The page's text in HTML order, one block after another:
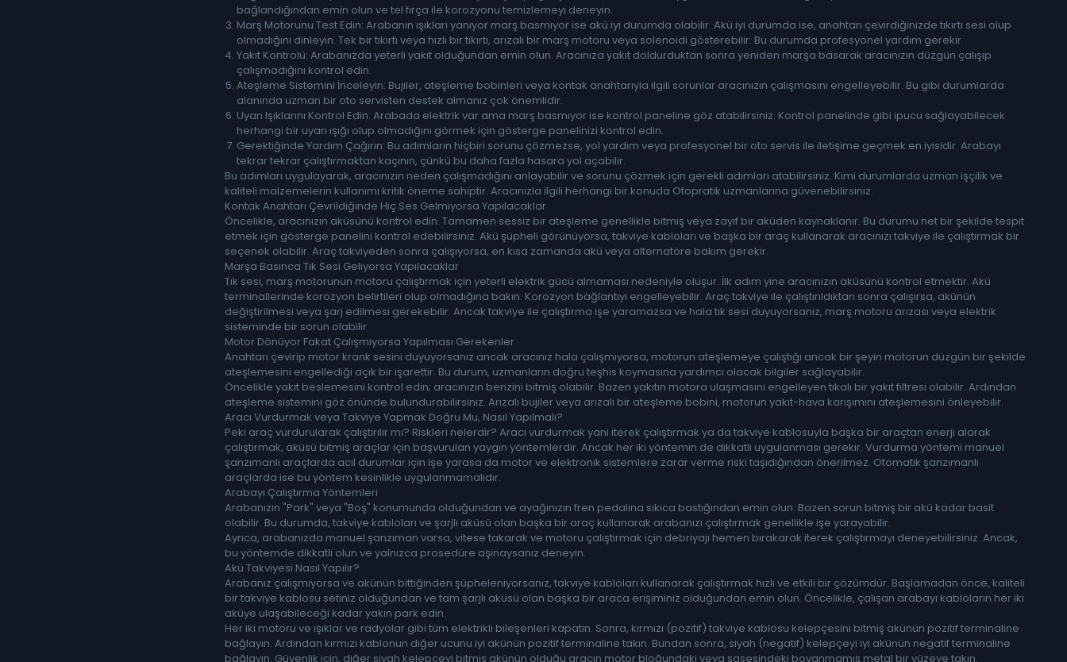
bağlandığından emin olun ve tel fırça ile korozyonu temizlemeyi deneyin.
Marş Motorunu Test Edin: Arabanın ışıkları yanıyor marş basmıyor ise akü iyi durumda olabilir. Akü iyi durumda ise, anahtarı çevirdiğinizde tıkırtı sesi olup
olmadığını dinleyin. Tek bir tıkırtı veya hızlı bir tıkırtı, arızalı bir marş motoru veya solenoidi gösterebilir. Bu durumda profesyonel yardım gerekir.
Yakıt Kontrolü: Arabanızda yeterli yakıt olduğundan emin olun. Aracınıza yakıt doldurduktan sonra yeniden marşa basarak aracınızın düzgün çalışıp
çalışmadığını kontrol edin.
Ateşleme Sistemini İnceleyin: Bujiler, ateşleme bobinleri veya kontak anahtarıyla ilgili sorunlar aracınızın çalışmasını engelleyebilir. Bu gibi durumlarda
alanında uzman bir oto servisten destek almanız çok önemlidir.
Uyarı Işıklarını Kontrol Edin: Arabada elektrik var ama marş basmıyor ise kontrol paneline göz atabilirsiniz. Kontrol panelinde gibi ipucu sağlayabilecek
herhangi bir uyarı ışığı olup olmadığını görmek için gösterge panelinizi kontrol edin.
Gerektiğinde Yardım Çağırın: Bu adımların hiçbiri sorunu çözmezse, yol yardım veya profesyonel bir oto servis ile iletişime geçmek en iyisidir. Arabayı
tekrar tekrar çalıştırmaktan kaçının, çünkü bu daha fazla hasara yol açabilir.
Bu adımları uygulayarak, aracınızın neden çalışmadığını anlayabilir ve sorunu çözmek için gerekli adımları atabilirsiniz. Kimi durumlarda uzman işçilik ve
kaliteli malzemelerin kullanımı kritik öneme sahiptir. Aracınızla ilgili herhangi bir konuda Otopratik uzmanlarına güvenebilirsiniz.
Kontak Anahtarı Çevrildiğinde Hiç Ses Gelmiyorsa Yapılacaklar
Öncelikle, aracınızın aküsünü kontrol edin. Tamamen sessiz bir ateşleme genellikle bitmiş veya zayıf bir aküden kaynaklanır. Bu durumu net bir şekilde tespit
etmek için gösterge panelini kontrol edebilirsiniz. Akü şüpheli görünüyorsa, takviye kabloları ve başka bir araç kullanarak aracınızı takviye ile çalıştırmak bir
seçenek olabilir. Araç takviyeden sonra çalışıyorsa, en kısa zamanda akü veya alternatöre bakım gerekir.
Marşa Basınca Tık Sesi Geliyorsa Yapılacaklar
Tık sesi, marş motorunun motoru çalıştırmak için yeterli elektrik gücü almaması nedeniyle oluşur. İlk adım yine aracınızın aküsünü kontrol etmektir. Akü
terminallerinde korozyon belirtileri olup olmadığına bakın. Korozyon bağlantıyı engelleyebilir. Araç takviye ile çalıştırıldıktan sonra çalışırsa, akünün
değiştirilmesi veya şarj edilmesi gerekebilir. Ancak takviye ile çalıştırma işe yaramazsa ve hala tık sesi duyuyorsanız, marş motoru arızası veya elektrik
sisteminde bir sorun olabilir.
Motor Dönüyor Fakat Çalışmıyorsa Yapılması Gerekenler
Anahtarı çevirip motor krank sesini duyuyorsanız ancak aracınız hala çalışmıyorsa, motorun ateşlemeye çalıştığı ancak bir şeyin motorun düzgün bir şekilde
ateşlemesini engellediği açık bir işarettir. Bu durum, uzmanların doğru teşhis koymasına yardımcı olacak bilgiler sağlayabilir.
Öncelikle yakıt beslemesini kontrol edin; aracınızın benzini bitmiş olabilir. Bazen yakıtın motora ulaşmasını engelleyen tıkalı bir yakıt filtresi olabilir. Ardından
ateşleme sistemini göz önünde bulundurabilirsiniz. Arızalı bujiler veya arızalı bir ateşleme bobini, motorun yakıt-hava karışımını ateşlemesini önleyebilir.
Aracı Vurdurmak veya Takviye Yapmak Doğru Mu, Nasıl Yapılmalı?
Peki araç vurdurularak çalıştırılır mı? Riskleri nelerdir? Aracı vurdurmak yani iterek çalıştırmak ya da takviye kablosuyla başka bir araçtan enerji alarak
çalıştırmak, aküsü bitmiş araçlar için başvurulan yaygın yöntemlerdir. Ancak her iki yöntemin de dikkatli uygulanması gerekir. Vurdurma yöntemi manuel
şanzımanlı araçlarda acil durumlar için işe yarasa da motor ve elektronik sistemlere zarar verme riski taşıdığından önerilmez. Otomatik şanzımanlı
araçlarda ise bu yöntem kesinlikle uygulanmamalıdır.
Arabayı Çalıştırma Yöntemleri
Arabanızın "Park" veya "Boş" konumunda olduğundan ve ayağınızın fren pedalına sıkıca bastığından emin olun. Bazen sorun bitmiş bir akü kadar basit
olabilir. Bu durumda, takviye kabloları ve şarjlı aküsü olan başka bir araç kullanarak arabanızı çalıştırmak genellikle işe yarayabilir.
Ayrıca, arabanızda manuel şanzıman varsa, vitese takarak ve motoru çalıştırmak için debriyajı hemen bırakarak iterek çalıştırmayı deneyebilirsiniz. Ancak,
bu yöntemde dikkatli olun ve yalnızca prosedüre aşinaysanız deneyin.
Akü Takviyesi Nasıl Yapılır?
Arabanız çalışmıyorsa ve akünün bittiğinden şüpheleniyorsanız, takviye kabloları kullanarak çalıştırmak hızlı ve etkili bir çözümdür. Başlamadan önce, kaliteli
bir takviye kablosu setiniz olduğundan ve tam şarjlı aküsü olan başka bir araca erişiminiz olduğundan emin olun. Öncelikle, çalışan arabayı kabloların her iki
aküye ulaşabileceği kadar yakın park edin.
Her iki motoru ve ışıklar ve radyolar gibi tüm elektrikli bileşenleri kapatın. Sonra, kırmızı (pozitif) takviye kablosu kelepçesini bitmiş akünün pozitif terminaline
bağlayın. Ardından kırmızı kablonun diğer ucunu iyi akünün pozitif terminaline takın. Bundan sonra, siyah (negatif) kelepçeyi iyi akünün negatif terminaline
bağlayın. Güvenlik için, diğer siyah kelepçeyi bitmiş akünün olduğu aracın motor bloğundaki veya şasesindeki boyanmamış metal bir yüzeye takın.